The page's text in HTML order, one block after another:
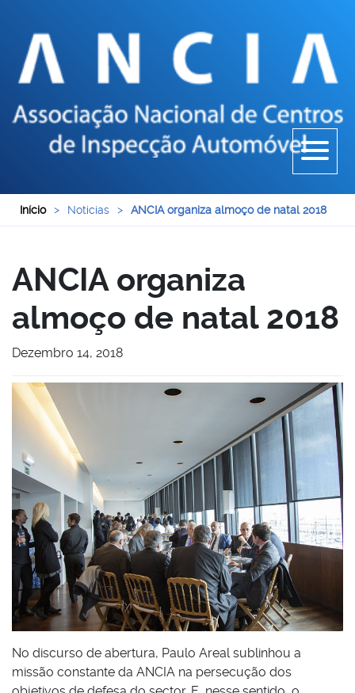
Início > Noticias > ANCIA organiza almoço de natal 2018
ANCIA organiza
almoço de natal 2018
Dezembro 14, 2018
No discurso de abertura, Paulo Areal sublinhou a
missão constante da ANCIA na persecução dos